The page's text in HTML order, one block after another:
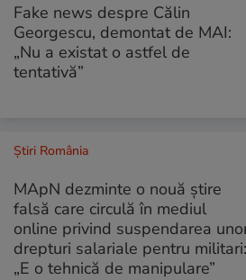
Fake news despre Călin
Georgescu, demontat de MAI:
„Nu a existat o astfel de
tentativă”
Știri România
MApN dezminte o nouă știre
falsă care circulă în mediul
online privind suspendarea
drepturi salariale pentru militari:
„E o tehnică de manipulare”